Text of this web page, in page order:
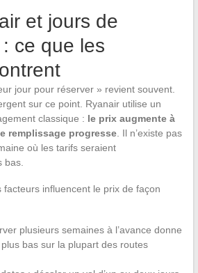
et jours de
ce que les
jour pour réserver » revient souvent.
sur ce point. Ryanair utilise un
classique : le prix augmente à
remplissage progresse. Il n’existe pas
où les tarifs seraient
bas.
facteurs influencent le prix de façon
plusieurs semaines à l’avance donne
bas sur la plupart des routes